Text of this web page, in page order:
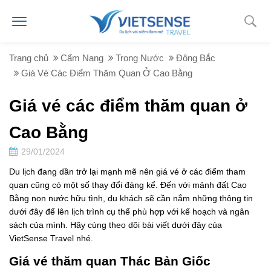
Trang chủ Cẩm Nang Trong Nước
Đông Bắc
Giá Vé Các Điểm Thăm Quan Ở Cao Bằng
Giá vé các điểm thăm quan ở
Cao Bằng
29/01/2024
Du lịch đang dần trở lại mạnh mẽ nên giá vé ở các điểm tham
quan cũng có một số thay đổi đáng kể. Đến với mảnh đất Cao
Bằng non nước hữu tình, du khách sẽ cần nắm những thông tin
dưới đây để lên lịch trình cụ thể phù hợp với kế hoạch và ngân
sách của mình. Hãy cùng theo dõi bài viết dưới đây của
VietSense Travel nhé.
Giá vé thăm quan Thác Bản Giốc